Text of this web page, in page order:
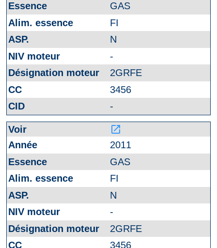
GAS
FI
N
-
2GRFE
3456
-
launch
2011
GAS
FI
N
-
2GRFE
3456